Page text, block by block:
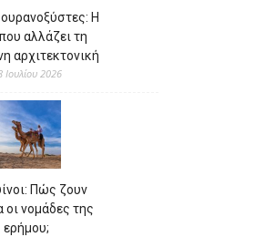
ουρανοξύστες: Η
αλλάζει τη
αρχιτεκτονική
Ιουλίου 2026
Πώς ζουν
οι νομάδες της
ερήμου;